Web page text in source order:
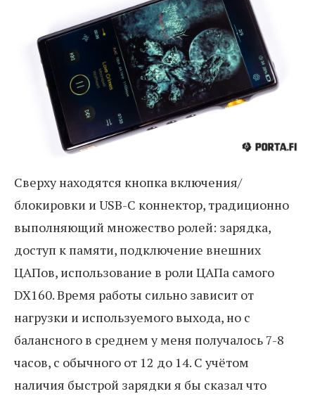
Сверху находятся кнопка включения/
блокировки и USB-C коннектор, традиционно
выполняющий множество ролей: зарядка,
доступ к памяти, подключение внешних
ЦАПов, использование в роли ЦАПа самого
DX160. Время работы сильно зависит от
нагрузки и используемого выхода, но с
балансного в среднем у меня получалось 7-8
часов, с обычного от 12 до 14. С учётом
наличия быстрой зарядки я бы сказал что